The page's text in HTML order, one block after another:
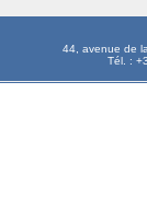
44, avenue de
Tél. :